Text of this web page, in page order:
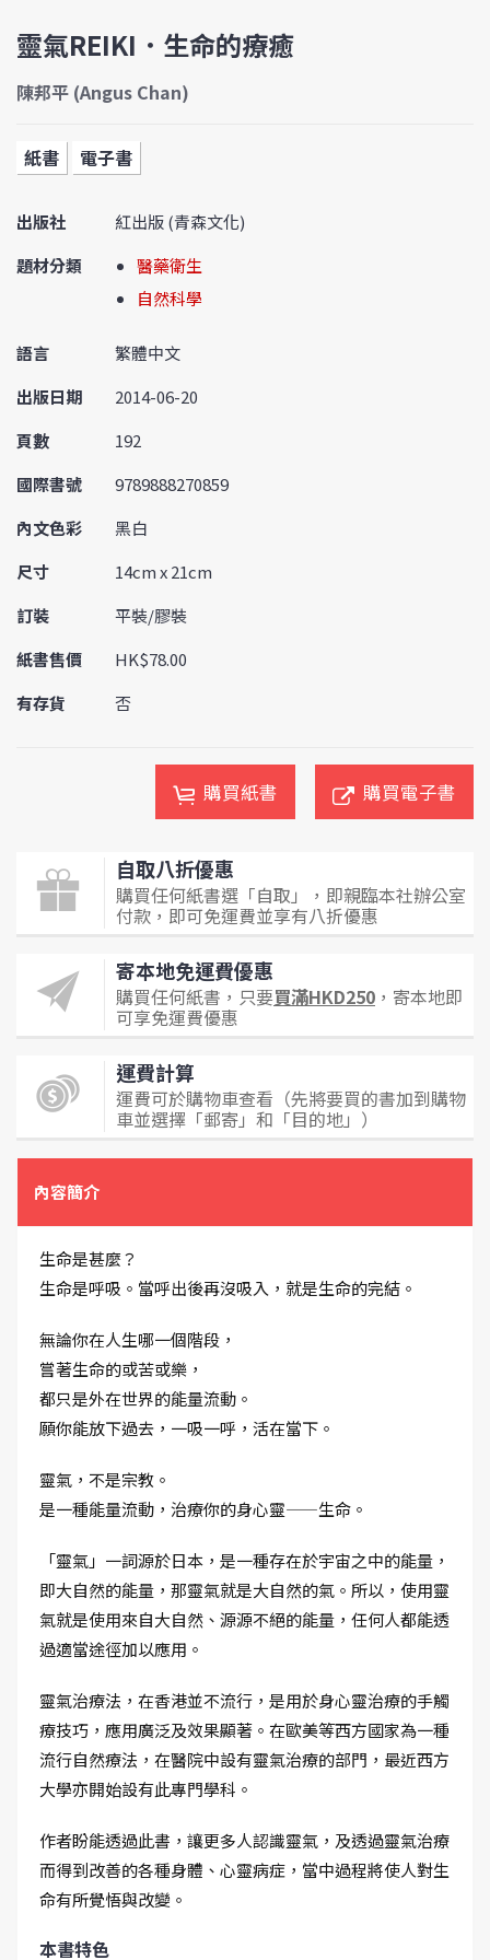
靈氣REIKI．生命的療癒
陳邦平 (Angus Chan)
紙書 電子書
出版社
紅出版 (青森文化)
題材分類
醫藥衛生
自然科學
語言
繁體中文
出版日期
2014-06-20
頁數
192
國際書號
9789888270859
內文色彩
黑白
尺寸
14cm x 21cm
訂裝
平裝/膠裝
紙書售價
HK$78.00
有存貨
否
購買紙書 購買電子書
自取八折優惠
購買任何紙書選「自取」，即親臨本社辦公室
付款，即可免運費並享有八折優惠
寄本地免運費優惠
購買任何紙書，只要買滿HKD250 ，寄本地即
可享免運費優惠
運費計算
運費可於購物車查看（先將要買的書加到購物
車並選擇「郵寄」和「目的地」）
內容簡介
生命是甚麼？
生命是呼吸。當呼出後再沒吸入，就是生命的完結。
無論你在人生哪一個階段，
嘗著生命的或苦或樂，
都只是外在世界的能量流動。
願你能放下過去，一吸一呼，活在當下。
靈氣，不是宗教。
是一種能量流動，治療你的身心靈——生命。
「靈氣」一詞源於日本，是一種存在於宇宙之中的能量，
即大自然的能量，那靈氣就是大自然的氣。所以，使用靈
氣就是使用來自大自然、源源不絕的能量，任何人都能透
過適當途徑加以應用。
靈氣治療法，在香港並不流行，是用於身心靈治療的手觸
療技巧，應用廣泛及效果顯著。在歐美等西方國家為一種
流行自然療法，在醫院中設有靈氣治療的部門，最近西方
大學亦開始設有此專門學科。
作者盼能透過此書，讓更多人認識靈氣，及透過靈氣治療
而得到改善的各種身體、心靈病症，當中過程將使人對生
命有所覺悟與改變。
本書特色